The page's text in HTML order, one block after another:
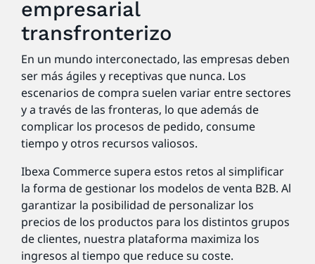
empresarial
transfronterizo
En un mundo interconectado, las empresas deben
ser más ágiles y receptivas que nunca. Los
escenarios de compra suelen variar entre sectores
y a través de las fronteras, lo que además de
complicar los procesos de pedido, consume
tiempo y otros recursos valiosos.
Ibexa Commerce supera estos retos al simplificar
la forma de gestionar los modelos de venta B2B. Al
garantizar la posibilidad de personalizar los
precios de los productos para los distintos grupos
de clientes, nuestra plataforma maximiza los
ingresos al tiempo que reduce su coste.